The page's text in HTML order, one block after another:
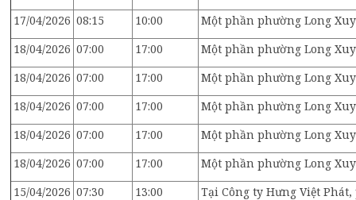
17/04/2026 08:15 10:00
Một phần phường Long
18/04/2026 07:00 17:00
Một phần phường Long
18/04/2026 07:00 17:00
Một phần phường Long
18/04/2026 07:00 17:00
Một phần phường Long
18/04/2026 07:00 17:00
Một phần phường Long
18/04/2026 07:00 17:00
Một phần phường Long
15/04/2026 07:30 13:00
Tại Công ty Hưng Việt